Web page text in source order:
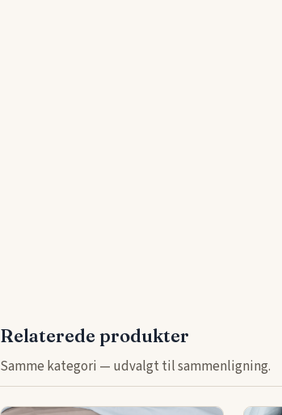
Relaterede produkter
Samme kategori — udvalgt til sammenligning.